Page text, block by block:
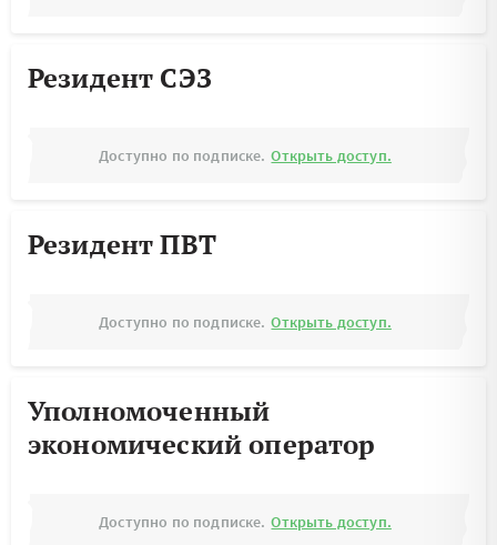
Резидент СЭЗ
Доступно по подписке. Открыть доступ.
Резидент ПВТ
Доступно по подписке. Открыть доступ.
Уполномоченный
экономический оператор
Доступно по подписке. Открыть доступ.